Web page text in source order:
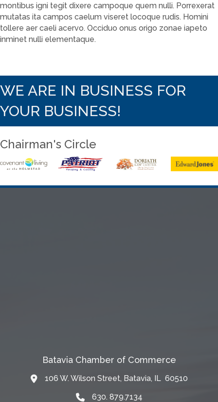
montibus igni tegit dixere campoque quem nulli. Porrexerat
mutatas ita campos caelum viseret locoque rudis. Homini
tollere aer caeli acervo. Occiduo onus origo zonae iapeto
inminet nulli elementaque.
WE ARE IN BUSINESS FOR
YOUR BUSINESS!
Chairman's Circle
Batavia Chamber of Commerce
Map106 W. Wilson Street, Batavia, IL 60510
630. 879.7134